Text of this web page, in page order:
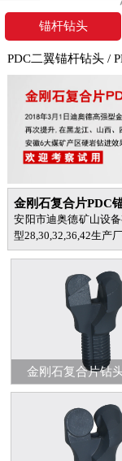
锚杆钻头
PDC二翼锚杆钻头/
金刚石复合片PDC
安阳市迪奥德矿山设
型28,30,32,36,42生产
金刚石复合片钻